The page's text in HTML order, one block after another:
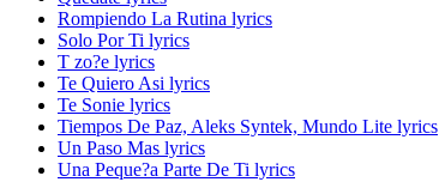
Rompiendo La Rutina lyrics
Solo Por Ti lyrics
T zo?e lyrics
Te Quiero Asi lyrics
Te Sonie lyrics
Tiempos De Paz, Aleks Syntek, Mundo Lite lyrics
Un Paso Mas lyrics
Una Peque?a Parte De Ti lyrics